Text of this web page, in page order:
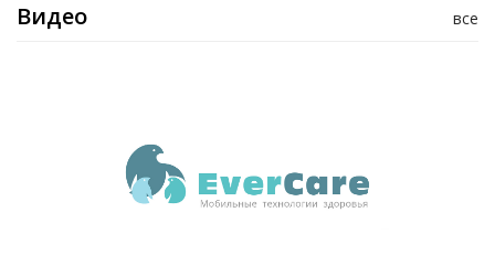
все
Видео